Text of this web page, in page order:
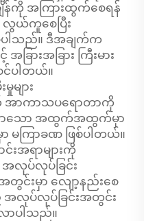
ချိန်ကို အကြားထွက်စေရန်
လွယ်ကူစေပြီး
ါသည်။ ဒီအချက်က
င့် အခြားအခြား ကြီးမား
င်ပါတယ်။
များ
အာကာသပရောတာကို
ာသော အထွက်အထွက်မှာ
ာ မကြာခဏ ဖြစ်ပါတယ်။
းအရာများကို
အလုပ်လုပ်ခြင်း
တွင်းမှာ လျော့နည်းစေ
အလုပ်လုပ်ခြင်းအတွင်း
ာပါသည်။